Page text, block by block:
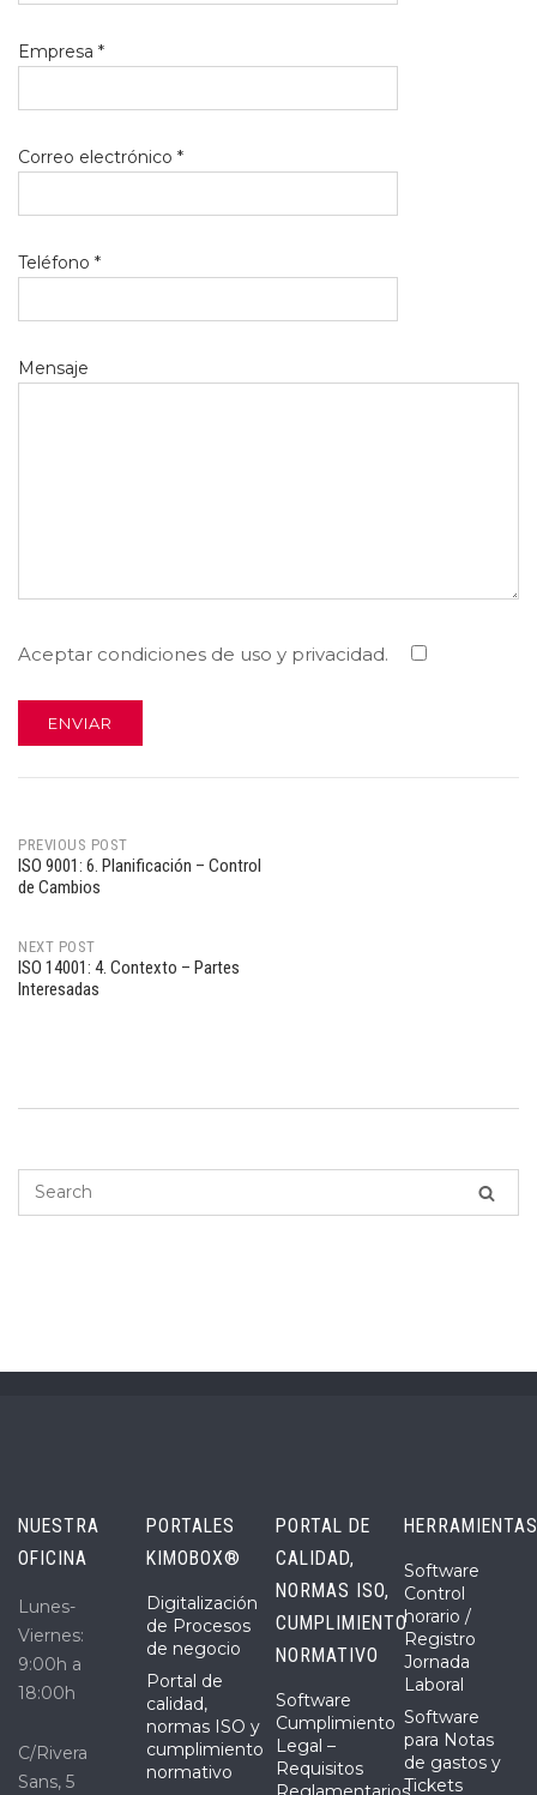
Empresa *
Correo electrónico *
Teléfono *
Mensaje
Aceptar condiciones de uso y privacidad.
Post
navigation
PREVIOUS POST
ISO 9001: 6. Planificación – Control
de Cambios
NEXT POST
ISO 14001: 4. Contexto – Partes
Interesadas
NUESTRA
OFICINA
Lunes-
Viernes:
9:00h a
18:00h
C/Rivera
Sans, 5
PORTALES
KIMOBOX®
Digitalización
de Procesos
de negocio
Portal de
calidad,
normas ISO y
cumplimiento
normativo
PORTAL DE
CALIDAD,
NORMAS ISO,
CUMPLIMIENTO
NORMATIVO
Software
Cumplimiento
Legal –
Requisitos
Software
Control
horario /
Registro
Jornada
Laboral
Software
para Notas
de gastos y
Tickets